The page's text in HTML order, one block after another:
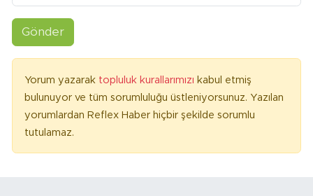
Gönder
Yorum yazarak topluluk kurallarımızı kabul etmiş
bulunuyor ve tüm sorumluluğu üstleniyorsunuz. Yazılan
yorumlardan Reflex Haber hiçbir şekilde sorumlu
tutulamaz.